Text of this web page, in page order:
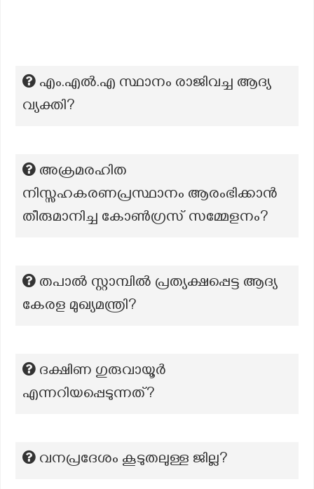
എം.എല്‍.എ സ്ഥാനം രാജിവച്ച ആദ്യ
വ്യക്തി?
അക്രമരഹിത
നിസ്സഹകരണപ്രസ്ഥാനം ആരംഭിക്കാൻ
തീരുമാനിച്ച കോൺഗ്രസ് സമ്മേളനം?
തപാൽ സ്റ്റാമ്പിൽ പ്രത്യക്ഷപ്പെട്ട ആദ്യ
കേരള മുഖ്യമന്ത്രി?
ദക്ഷിണ ഗുരുവായൂർ
എന്നറിയപ്പെടുന്നത്?
വനപ്രദേശം കൂടുതലുള്ള ജില്ല?